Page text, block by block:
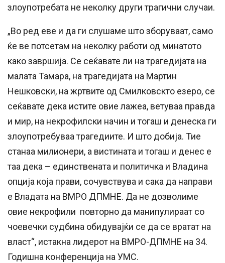
злоупотребата не неколку други трагични случаи.
„Во ред еве и да ги слушаме што зборуваат, само
ќе ве потсетам на неколку работи од минатото
како завршија. Се сеќавате ли на трагедијата на
малата Тамара, на трагедијата на Мартин
Нешковски, на жртвите од Смилковскто езеро, се
сеќавате дека истите овие лажеа, ветуваа правда
и мир, на некрофилски начин и тогаш и денеска ги
злоупотребуваа трагедиите. И што добија. Тие
станаа милионери, а вистината и тогаш и денес е
таа дека – единствената и политичка и Владина
опција која прави, сочувствува и сака да направи
е Владата на ВМРО ДПМНЕ. Да не дозволиме
овие некрофили повторно да манипулираат со
чоевечки судбина обидувајќи се да се вратат на
власт“, истакна лидерот на ВМРО-ДПМНЕ на 34.
Годишна конференција на УМС.